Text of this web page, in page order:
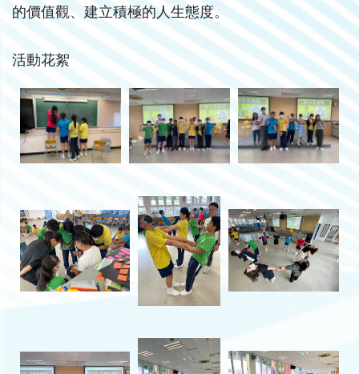
的價值觀、建立積極的人生態度。
活動花絮